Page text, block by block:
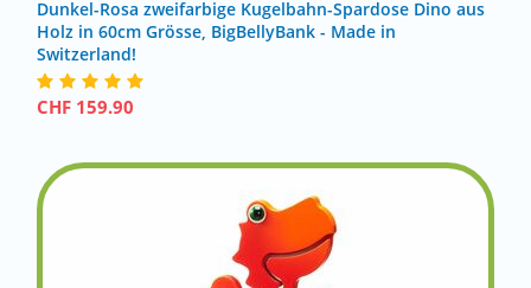
Dunkel-Rosa zweifarbige Kugelbahn-Spardose Dino aus
Holz in 60cm Grösse, BigBellyBank - Made in
Switzerland!
CHF 159.90